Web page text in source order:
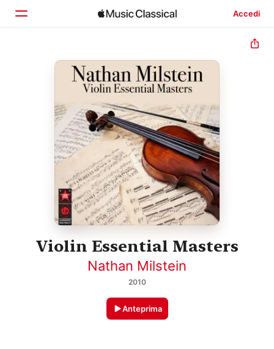
Accedi
Home
Cerca
Violin Essential Masters
Nathan Milstein
2010
Anteprima